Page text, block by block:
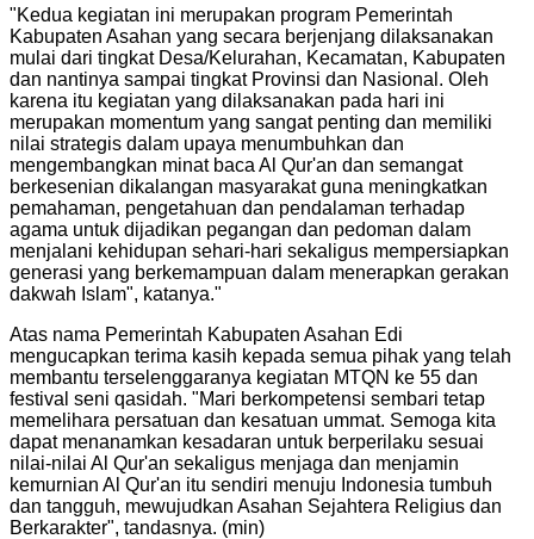
"Kedua kegiatan ini merupakan program Pemerintah
Kabupaten Asahan yang secara berjenjang dilaksanakan
mulai dari tingkat Desa/Kelurahan, Kecamatan, Kabupaten
dan nantinya sampai tingkat Provinsi dan Nasional. Oleh
karena itu kegiatan yang dilaksanakan pada hari ini
merupakan momentum yang sangat penting dan memiliki
nilai strategis dalam upaya menumbuhkan dan
mengembangkan minat baca Al Qur'an dan semangat
berkesenian dikalangan masyarakat guna meningkatkan
pemahaman, pengetahuan dan pendalaman terhadap
agama untuk dijadikan pegangan dan pedoman dalam
menjalani kehidupan sehari-hari sekaligus mempersiapkan
generasi yang berkemampuan dalam menerapkan gerakan
dakwah Islam", katanya."
Atas nama Pemerintah Kabupaten Asahan Edi
mengucapkan terima kasih kepada semua pihak yang telah
membantu terselenggaranya kegiatan MTQN ke 55 dan
festival seni qasidah. "Mari berkompetensi sembari tetap
memelihara persatuan dan kesatuan ummat. Semoga kita
dapat menanamkan kesadaran untuk berperilaku sesuai
nilai-nilai Al Qur'an sekaligus menjaga dan menjamin
kemurnian Al Qur'an itu sendiri menuju Indonesia tumbuh
dan tangguh, mewujudkan Asahan Sejahtera Religius dan
Berkarakter", tandasnya. (min)